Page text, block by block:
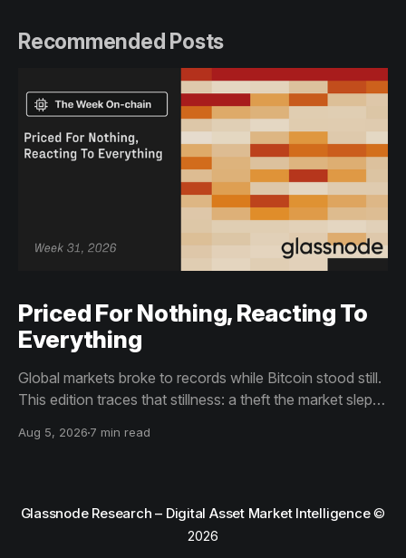
Recommended Posts
Priced For Nothing, Reacting To
Everything
Global markets broke to records while Bitcoin stood still.
This edition traces that stillness: a theft the market slept
than capitulation, and an options market priced for
Aug 5, 2026 7 min read
Glassnode Research – Digital Asset Market Intelligence©
2026